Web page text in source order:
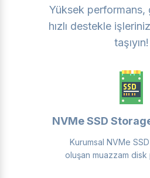
Yüksek performans,
hızlı destekle
taşıyın!
NVMe SSD
Kurumsal NVMe
oluşan muazzam disk